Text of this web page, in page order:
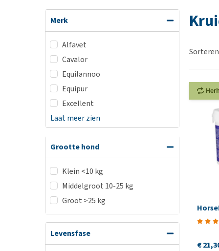
Glutenvrij
Biologisch
Vegan
Bekijk alles
Medische
BARF
Puppy apotheek
Bekijk alles
Merk
Alfavet
Cavalor
Equilannoo
Equipur
Excellent
Laat meer zien
Grootte hond
Klein <10 kg
Middelgroot 10-25 kg
Groot >25 kg
Levensfase
€